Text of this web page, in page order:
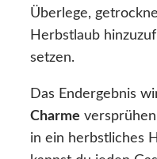
Überlege,
Herbstlaub
setzen.
Das Endergebnis
Charme
in ein herbstliches